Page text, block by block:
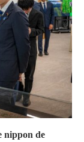
nippon de